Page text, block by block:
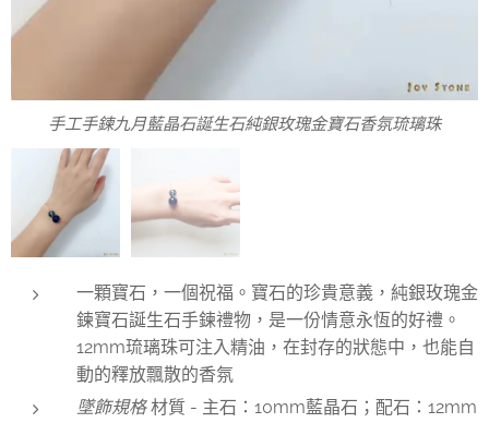
手工手鍊九月藍晶石誕生石純銀玫瑰金寶石香氛琉璃珠
九月藍晶石誕生石鈦鋼玫瑰金寶石香氛琉璃珠
一顆寶石，一個祝福。寶石的珍貴意義，純銀玫瑰金
鍊寶石誕生石手鍊禮物，是一份情意永恆的好禮。
12mm琉璃珠可注入精油，在封存的狀態中，也能自
動的釋放飄散的香氛
墜飾規格材質 - 主石：10mm藍晶石；配石：12mm